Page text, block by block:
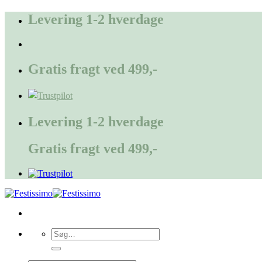
FortsætLevering 1-2 hverdage
Gratis fragt ved 499,-
Levering 1-2 hverdage
Gratis fragt ved 499,-
Søg
efter: